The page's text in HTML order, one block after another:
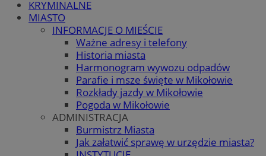
KRYMINALNE
MIASTO
INFORMACJE O MIEŚCIE
Ważne adresy i telefony
Historia miasta
Harmonogram wywozu odpadów
Parafie i msze święte w Mikołowie
Rozkłady jazdy w Mikołowie
Pogoda w Mikołowie
ADMINISTRACJA
Burmistrz Miasta
Jak załatwić sprawę w urzędzie miasta?